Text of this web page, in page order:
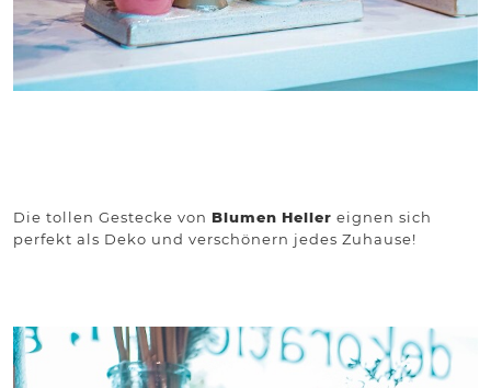
Die tollen Gestecke von Blumen Heller eignen sich
perfekt als Deko und verschönern jedes Zuhause!